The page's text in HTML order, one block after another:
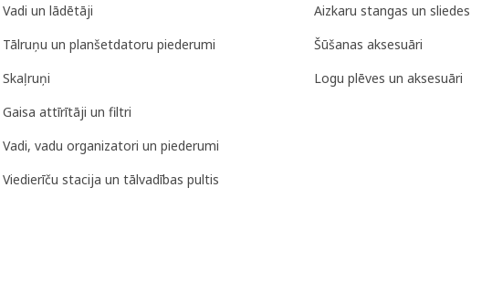
Vadi un lādētāji
Tālruņu un planšetdatoru piederumi
Skaļruņi
Gaisa attīrītāji un filtri
Vadi, vadu organizatori un piederumi
Viedierīču stacija un tālvadības pultis
Aizkaru stangas un sliedes
Šūšanas aksesuāri
Logu plēves un aksesuāri